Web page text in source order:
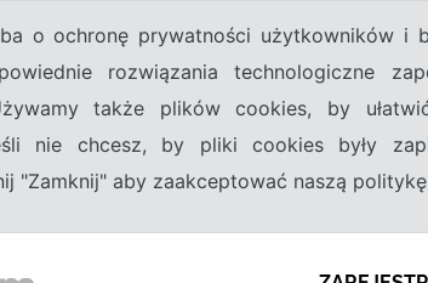
o ochronę prywatności użytkowników i
rozwiązania technologiczne
także plików cookies, by
nie chcesz, by pliki cookies były
"Zamknij" aby zaakceptować naszą